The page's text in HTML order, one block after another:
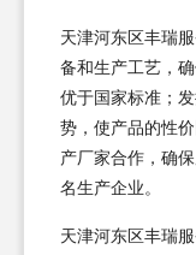
天津河东区丰瑞
备和生产工艺，
优于国家标准；
势，使产品的性
产厂家合作，确
名生产企业。
天津河东区丰瑞